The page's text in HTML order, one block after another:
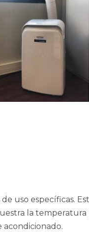
uso específicas.
la
acondicionado.